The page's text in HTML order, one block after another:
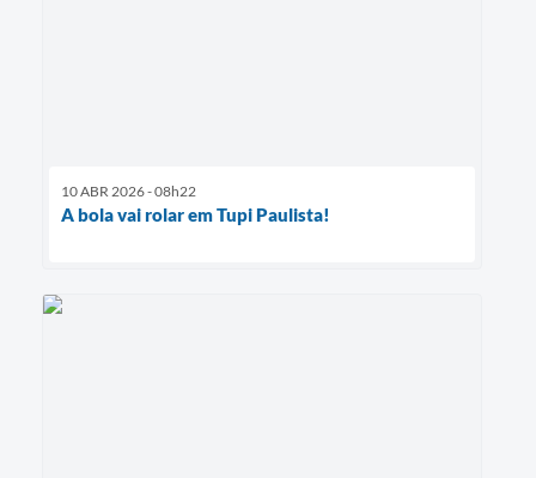
10 ABR 2026 - 08h22
A bola vai rolar em Tupi Paulista!